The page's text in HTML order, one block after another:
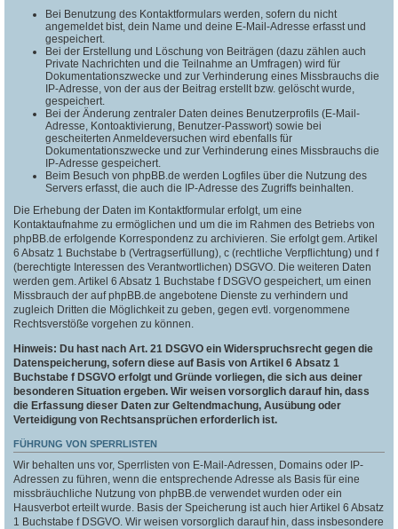
Bei Benutzung des Kontaktformulars werden, sofern du nicht
angemeldet bist, dein Name und deine E-Mail-Adresse erfasst und
gespeichert.
Bei der Erstellung und Löschung von Beiträgen (dazu zählen auch
Private Nachrichten und die Teilnahme an Umfragen) wird für
Dokumentationszwecke und zur Verhinderung eines Missbrauchs die
IP-Adresse, von der aus der Beitrag erstellt bzw. gelöscht wurde,
gespeichert.
Bei der Änderung zentraler Daten deines Benutzerprofils (E-Mail-
Adresse, Kontoaktivierung, Benutzer-Passwort) sowie bei
gescheiterten Anmeldeversuchen wird ebenfalls für
Dokumentationszwecke und zur Verhinderung eines Missbrauchs die
IP-Adresse gespeichert.
Beim Besuch von phpBB.de werden Logfiles über die Nutzung des
Servers erfasst, die auch die IP-Adresse des Zugriffs beinhalten.
Die Erhebung der Daten im Kontaktformular erfolgt, um eine
Kontaktaufnahme zu ermöglichen und um die im Rahmen des Betriebs von
phpBB.de erfolgende Korrespondenz zu archivieren. Sie erfolgt gem. Artikel
6 Absatz 1 Buchstabe b (Vertragserfüllung), c (rechtliche Verpflichtung) und f
(berechtigte Interessen des Verantwortlichen) DSGVO. Die weiteren Daten
werden gem. Artikel 6 Absatz 1 Buchstabe f DSGVO gespeichert, um einen
Missbrauch der auf phpBB.de angebotene Dienste zu verhindern und
zugleich Dritten die Möglichkeit zu geben, gegen evtl. vorgenommene
Rechtsverstöße vorgehen zu können.
Hinweis: Du hast nach Art. 21 DSGVO ein Widerspruchsrecht gegen die
Datenspeicherung, sofern diese auf Basis von Artikel 6 Absatz 1
Buchstabe f DSGVO erfolgt und Gründe vorliegen, die sich aus deiner
besonderen Situation ergeben. Wir weisen vorsorglich darauf hin, dass
die Erfassung dieser Daten zur Geltendmachung, Ausübung oder
Verteidigung von Rechtsansprüchen erforderlich ist.
FÜHRUNG VON SPERRLISTEN
Wir behalten uns vor, Sperrlisten von E-Mail-Adressen, Domains oder IP-
Adressen zu führen, wenn die entsprechende Adresse als Basis für eine
missbräuchliche Nutzung von phpBB.de verwendet wurden oder ein
Hausverbot erteilt wurde. Basis der Speicherung ist auch hier Artikel 6 Absatz
1 Buchstabe f DSGVO. Wir weisen vorsorglich darauf hin, dass insbesondere